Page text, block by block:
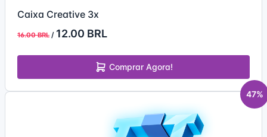
Caixa Creative 3x
16.00 BRL / 12.00 BRL
Comprar Agora!
47%